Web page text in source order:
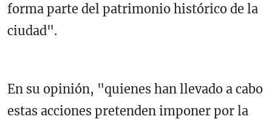
forma parte del patrimonio histórico de la
ciudad".
En su opinión, "quienes han llevado a cabo
estas acciones pretenden imponer por la